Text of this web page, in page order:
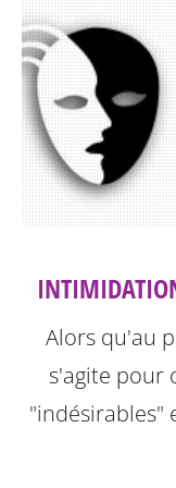
Alors qu'au
s'agite pour
"indésirables"